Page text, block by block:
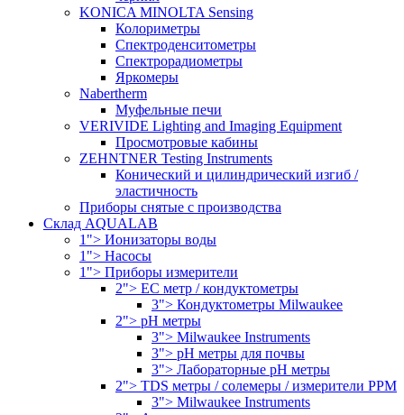
KONICA MINOLTA Sensing
Колориметры
Спектроденситометры
Спектрорадиометры
Яркомеры
Nabertherm
Муфельные печи
VERIVIDE Lighting and Imaging Equipment
Просмотровые кабины
ZEHNTNER Testing Instruments
Конический и цилиндрический изгиб /
эластичность
Приборы снятые с производства
Склад AQUALAB
1"> Ионизаторы воды
1"> Насосы
1"> Приборы измерители
2"> EC метр / кондуктометры
3"> Кондуктометры Milwaukee
2"> pH метры
3"> Milwaukee Instruments
3"> pH метры для почвы
3"> Лабораторные pH метры
2"> TDS метры / солемеры / измерители PPM
3"> Milwaukee Instruments